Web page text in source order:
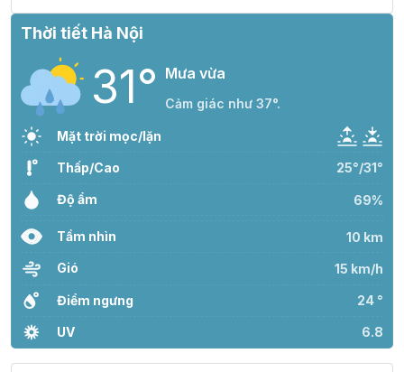
Thời tiết Hà Nội
31° Mưa vừa
Cảm giác như 37°.
Mặt trời mọc/lặn
Thấp/Cao 25°/31°
Độ ẩm 69%
Tầm nhìn 10 km
Gió 15 km/h
Điểm ngưng 24 °
UV 6.8